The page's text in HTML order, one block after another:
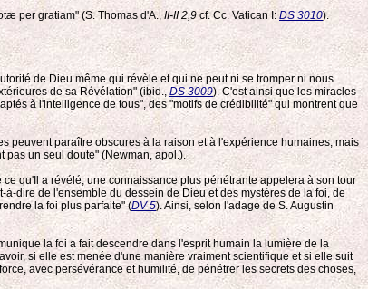
per gratiam" (S. Thomas d'A., II-II 2,9 cf. Cc. Vatican I: DS 3010).
de Dieu même qui révèle et qui ne peut ni se tromper ni nous
de sa Révélation" (ibid., DS 3009). C'est ainsi que les miracles
à l'intelligence de tous", des "motifs de crédibilité" qui montrent que
peuvent paraître obscures à la raison et à l'expérience humaines, mais
pas un seul doute" (Newman, apol.).
qu'Il a révélé; une connaissance plus pénétrante appelera à son tour
dire de l'ensemble du dessein de Dieu et des mystères de la foi, de
la foi plus parfaite" (DV 5). Ainsi, selon l'adage de S. Augustin
la foi a fait descendre dans l'esprit humain la lumière de la
si elle est menée d'une manière vraiment scientifique et si elle suit
avec persévérance et humilité, de pénétrer les secrets des choses,